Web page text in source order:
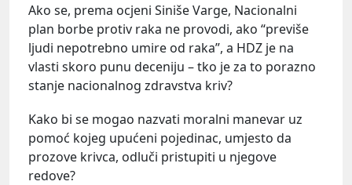
Ako se, prema ocjeni Siniše Varge, Nacionalni
plan borbe protiv raka ne provodi, ako “previše
ljudi nepotrebno umire od raka”, a HDZ je na
vlasti skoro punu deceniju – tko je za to porazno
stanje nacionalnog zdravstva kriv?
Kako bi se mogao nazvati moralni manevar uz
pomoć kojeg upućeni pojedinac, umjesto da
prozove krivca, odluči pristupiti u njegove
redove?